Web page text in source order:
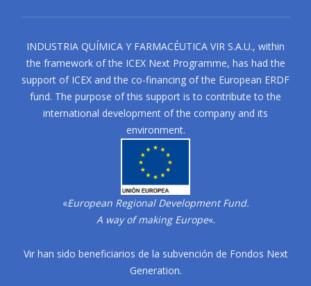
INDUSTRIA QUÍMICA Y FARMACÉUTICA VIR S.A.U., within
the framework of the ICEX Next Programme, has had the
support of ICEX and the co-financing of the European ERDF
fund. The purpose of this support is to contribute to the
international development of the company and its
environment.
«European Regional Development Fund.
A way of making Europe«.
Vir han sido beneficiarios de la subvención de Fondos Next
Generation.